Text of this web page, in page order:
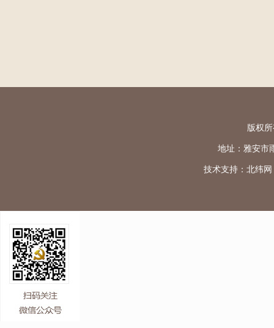
版权
地址：雅安市
技术支持： 北纬网